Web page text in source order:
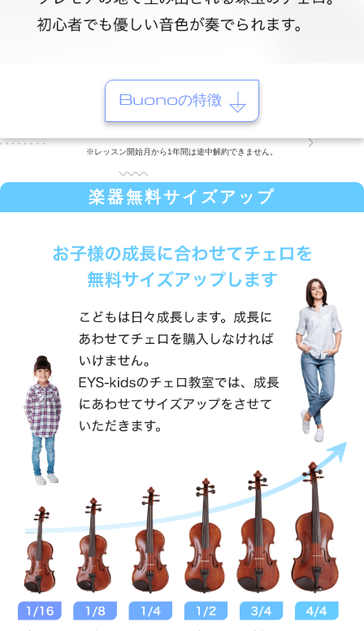
Buonoの特徴
※レッスン開始月から1年間は途中解約できません。
楽器無料サイズアップ